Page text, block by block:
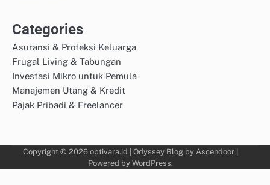
Categories
Asuransi & Proteksi Keluarga
Frugal Living & Tabungan
Investasi Mikro untuk Pemula
Manajemen Utang & Kredit
Pajak Pribadi & Freelancer
Copyright © 2026 optivara.id | Odyssey Blog by Ascendoor|
Powered by WordPress.